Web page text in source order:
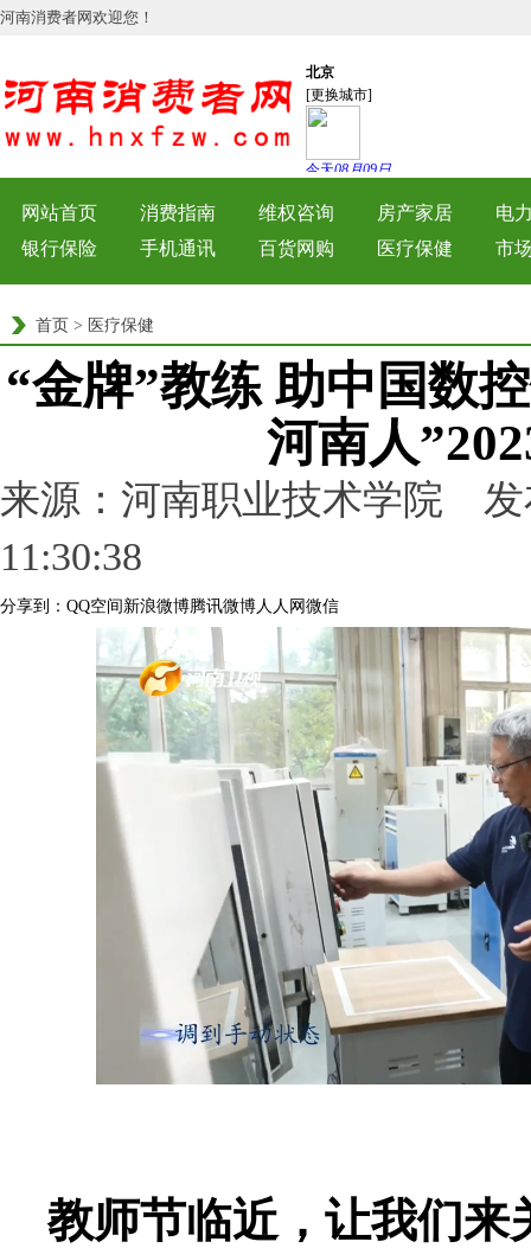
河南消费者网欢迎您！
网站首页 消费指南 维权咨询 房产家居
电
银行保险
手机通讯 百货网购 医疗保健 市
首页 > 医疗保健
“金牌”教练 助中国数
河南人
来源：河南职业技术学院 发
11:30:38
分享到： QQ空间 新浪微博腾讯微博人人网 微信
教师节临近，让我们来